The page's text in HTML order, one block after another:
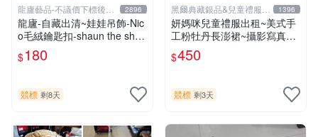
龍廬藝品-不議價下標後請
告知
2896
龍廬-自藏出清~娃娃吊飾-Nic
o毛絨鑰匙扣-shaun the shee
p笑笑羊造型布偶磁石吊飾二
入1套一起賣/ 只有1套/書包掛
$180
競標 剩8天
黑爾典藏銀品&兒童禮服出
租
1396
妍媽咪兒童禮服出租~美式手
工粉牡丹長澎裙~攝影寫真走
秀婚禮表演
$450
競標 剩3天